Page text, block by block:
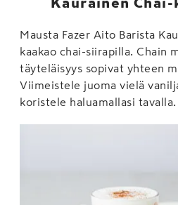
Mausta Fazer Aito Barista
kaakao chai-siirapilla. Chain
täyteläisyys sopivat yhteen
Viimeistele juoma vielä
koristele haluamallasi tavalla.